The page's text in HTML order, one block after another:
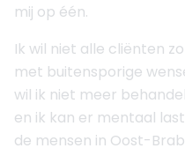
mij op één.
Ik wil niet alle cliënten
met buitensporige
wil ik niet meer
en ik kan er mentaal
de mensen in Oost-